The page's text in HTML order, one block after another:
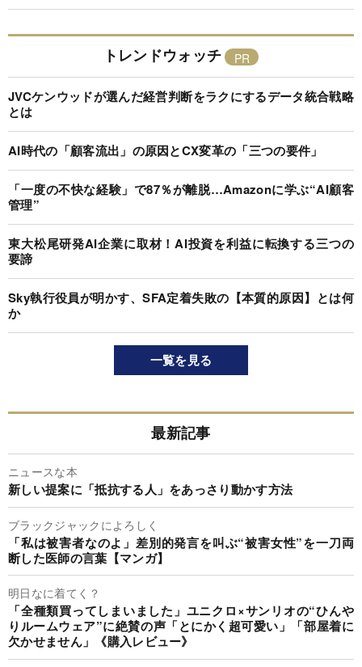
トレンドウォッチ
JVCケンウッドが選んだ経営判断をラクにするデータ統合戦略
とは
AI時代の「顧客流出」の原因とCX変革の「三つの要件」
「一度の不快な経験」で87％が離脱…Amazonに学ぶ“AI顧客
管理”
東大松尾研発AI企業に取材！AI投資を利益に転換する三つの
要諦
Sky執行役員が明かす、SFA定着失敗の【本質的原因】とは何
か
一覧を見る
最新記事
ニュースな本
新しい提案に「抵抗する人」をあっさり動かす方法
ブラックジャックによろしく
「私は被害者なのよ」差別的発言を叫ぶ“被害女性”を一刀両
断した医師の言葉【マンガ】
明日なに着てく？
「全種類買ってしまいました」ユニクロ×サンリオの“ひんや
りルームウェア”に絶賛の声「とにかく超可愛い」「部屋着に
欠かせません」《購入レビュー》